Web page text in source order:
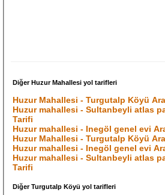
Diğer Huzur Mahallesi yol tarifleri
Huzur Mahallesi - Turgutalp Köyü
Huzur mahallesi - Sultanbeyli atlas
Tarifi
Huzur mahallesi - Inegöl genel evi
Huzur Mahallesi - Turgutalp Köyü
Huzur mahallesi - Inegöl genel evi
Huzur mahallesi - Sultanbeyli atlas
Tarifi
Diğer Turgutalp Köyü yol tarifleri